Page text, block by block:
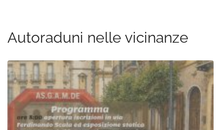
Autoraduni nelle vicinanze